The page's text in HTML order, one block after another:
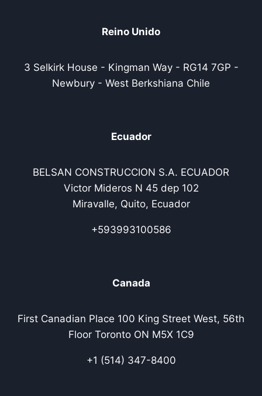
Reino Unido
3 Selkirk House - Kingman Way - RG14 7GP -
Newbury - West Berkshiana Chile
Ecuador
BELSAN CONSTRUCCION S.A. ECUADOR
Victor Mideros N 45 dep 102
Miravalle, Quito, Ecuador
+593993100586
Canada
First Canadian Place 100 King Street West, 56th
Floor Toronto ON M5X 1C9
+1 (514) 347-8400